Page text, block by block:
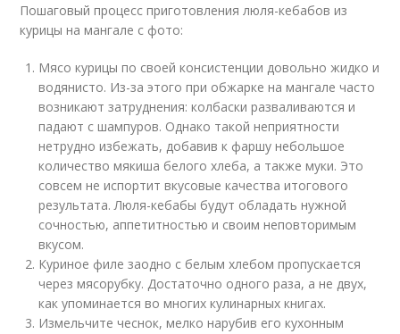
Пошаговый процесс приготовления люля-кебабов из
курицы на мангале с фото:
Мясо курицы по своей консистенции довольно жидко и
водянисто. Из-за этого при обжарке на мангале часто
возникают затруднения: колбаски разваливаются и
падают с шампуров. Однако такой неприятности
нетрудно избежать, добавив к фаршу небольшое
количество мякиша белого хлеба, а также муки. Это
совсем не испортит вкусовые качества итогового
результата. Люля-кебабы будут обладать нужной
сочностью, аппетитностью и своим неповторимым
вкусом.
Куриное филе заодно с белым хлебом пропускается
через мясорубку. Достаточно одного раза, а не двух,
как упоминается во многих кулинарных книгах.
Измельчите чеснок, мелко нарубив его кухонным